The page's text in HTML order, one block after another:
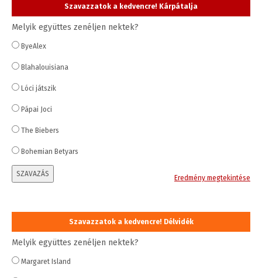
Szavazzatok a kedvencre! Kárpátalja
Melyik együttes zenéljen nektek?
ByeAlex
Blahalouisiana
Lóci játszik
Pápai Joci
The Biebers
Bohemian Betyars
SZAVAZÁS Eredmény megtekintése
Szavazzatok a kedvencre! Délvidék
Melyik együttes zenéljen nektek?
Margaret Island